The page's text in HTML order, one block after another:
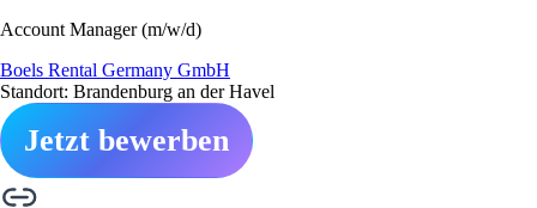
Account Manager (m/w/d)
Boels Rental Germany GmbH
Standort: Brandenburg an der Havel
Jetzt bewerben